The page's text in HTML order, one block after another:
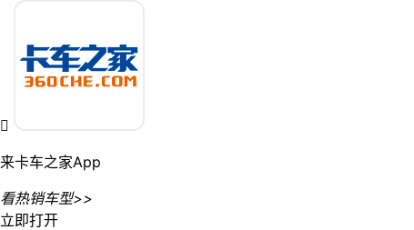

来卡车之家App
看热销车型>>
立即打开